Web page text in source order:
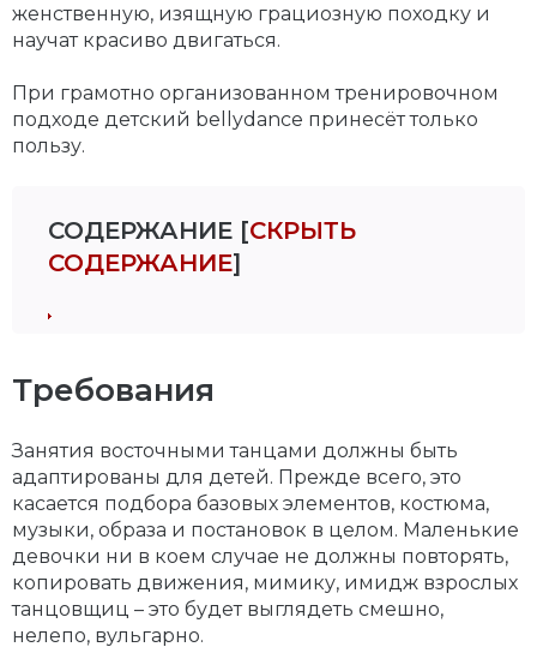
женственную, изящную грациозную походку и
научат красиво двигаться.
При грамотно организованном тренировочном
подходе детский bellydance принесёт только
пользу.
СОДЕРЖАНИЕ [СКРЫТЬ
СОДЕРЖАНИЕ]
Требования
Занятия восточными танцами должны быть
адаптированы для детей. Прежде всего, это
касается подбора базовых элементов, костюма,
музыки, образа и постановок в целом. Маленькие
девочки ни в коем случае не должны повторять,
копировать движения, мимику, имидж взрослых
танцовщиц – это будет выглядеть смешно,
нелепо, вульгарно.